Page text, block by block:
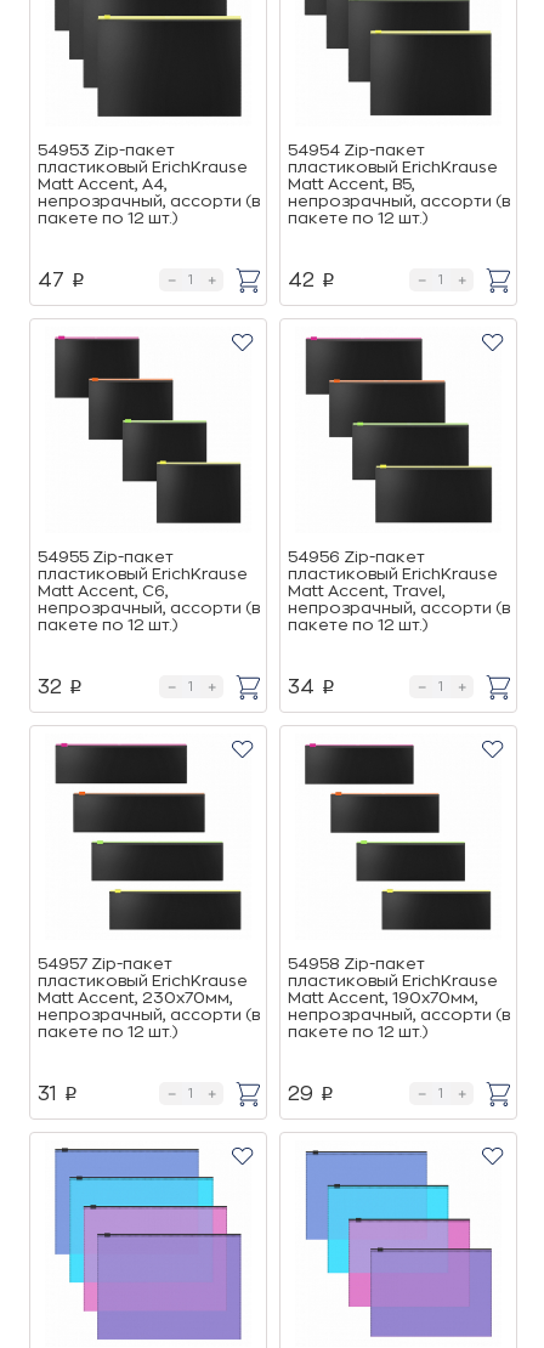
54953 Zip-пакет
пластиковый ErichKrause
Matt Accent, A4,
непрозрачный, ассорти (в
пакете по 12 шт.)
47 p
54954 Zip-пакет
пластиковый ErichKrause
Matt Accent, B5,
непрозрачный, ассорти (в
пакете по 12 шт.)
42 p
54955 Zip-пакет
пластиковый ErichKrause
Matt Accent, C6,
непрозрачный, ассорти (в
пакете по 12 шт.)
32 p
54956 Zip-пакет
пластиковый ErichKrause
Matt Accent, Travel,
непрозрачный, ассорти (в
пакете по 12 шт.)
34 p
54957 Zip-пакет
пластиковый ErichKrause
Matt Accent, 230х70мм,
непрозрачный, ассорти (в
пакете по 12 шт.)
31 p
54958 Zip-пакет
пластиковый ErichKrause
Matt Accent, 190х70мм,
непрозрачный, ассорти (в
пакете по 12 шт.)
29 p